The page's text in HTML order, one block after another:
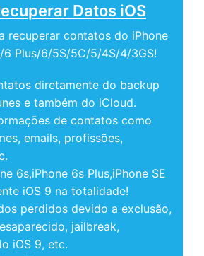
Datos iOS
recuperar contatos do iPhone
6 Plus/6/5S/5C/5/4S/4/3GS!
diretamente do backup
e também do iCloud.
de contatos como
emails, profissões,
6s,iPhone 6s Plus,iPhone SE
iOS 9 na totalidade!
perdidos devido a exclusão,
jailbreak,
iOS 9, etc.